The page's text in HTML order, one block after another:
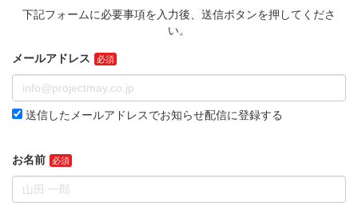
下記フォームに必要事項を入力後、送信ボタンを押してくださ
い。
メールアドレス
送信したメールアドレスでお知らせ配信に登録する
お名前